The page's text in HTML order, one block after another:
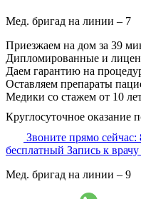
Мед. бригад на линии – 7
Приезжаем на дом за 39
Дипломированные и
Даем гарантию на
Оставляем препараты
Медики со стажем от 10
Круглосуточное
Звоните прямо сейчас:
бесплатный Запись к
Мед. бригад на линии – 9